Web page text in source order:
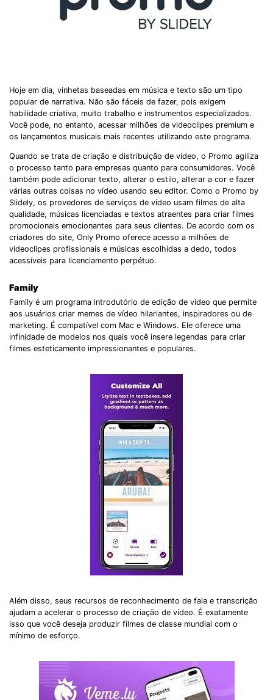
Hoje em dia, vinhetas baseadas em música e texto são um tipo
popular de narrativa. Não são fáceis de fazer, pois exigem
habilidade criativa, muito trabalho e instrumentos especializados.
Você pode, no entanto, acessar milhões de videoclipes premium e
os lançamentos musicais mais recentes utilizando este programa.
Quando se trata de criação e distribuição de vídeo, o Promo agiliza
o processo tanto para empresas quanto para consumidores. Você
também pode adicionar texto, alterar o estilo, alterar a cor e fazer
várias outras coisas no vídeo usando seu editor. Como o Promo by
Slidely, os provedores de serviços de vídeo usam filmes de alta
qualidade, músicas licenciadas e textos atraentes para criar filmes
promocionais emocionantes para seus clientes. De acordo com os
criadores do site, Only Promo oferece acesso a milhões de
videoclipes profissionais e músicas escolhidas a dedo, todos
acessíveis para licenciamento perpétuo.
Family
Family é um programa introdutório de edição de vídeo que permite
aos usuários criar memes de vídeo hilariantes, inspiradores ou de
marketing. É compatível com Mac e Windows. Ele oferece uma
infinidade de modelos nos quais você insere legendas para criar
filmes esteticamente impressionantes e populares.
Além disso, seus recursos de reconhecimento de fala e transcrição
ajudam a acelerar o processo de criação de vídeo. É exatamente
isso que você deseja produzir filmes de classe mundial com o
mínimo de esforço.